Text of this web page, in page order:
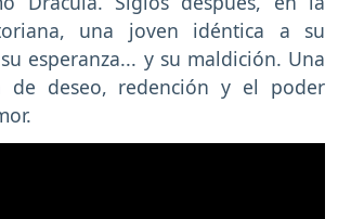
una joven idéntica a su
esperanza... y su maldición. Una
de deseo, redención y el poder